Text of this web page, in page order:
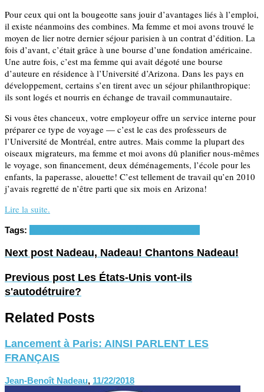
Pour ceux qui ont la bougeotte sans jouir d’avantages liés à l’emploi,
il existe néanmoins des combines. Ma femme et moi avons trouvé le
moyen de lier notre dernier séjour parisien à un contrat d’édition. La
fois d’avant, c’était grâce à une bourse d’une fondation américaine.
Une autre fois, c’est ma femme qui avait dégoté une bourse
d’auteure en résidence à l’Université d’Arizona. Dans les pays en
développement, certains s’en tirent avec un séjour philanthropique:
ils sont logés et nourris en échange de travail communautaire.
Si vous êtes chanceux, votre employeur offre un service interne pour
préparer ce type de voyage — c’est le cas des professeurs de
l’Université de Montréal, entre autres. Mais comme la plupart des
oiseaux migrateurs, ma femme et moi avons dû planifier nous-mêmes
le voyage, son financement, deux déménagements, l’école pour les
enfants, la paperasse, alouette! C’est tellement de travail qu’en 2010
j’avais regretté de n’être parti que six mois en Arizona!
Lire la suite.
Tags:
Next post Nadeau, Nadeau! Chantons Nadeau!
Previous post Les États-Unis vont-ils
s'autodétruire?
Related Posts
Lancement à Paris: AINSI PARLENT LES
FRANÇAIS
Jean-Benoît Nadeau, 11/22/2018